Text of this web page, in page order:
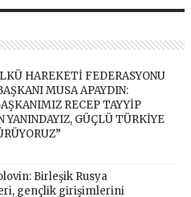
HAREKETİ FEDERASYONU
MUSA APAYDIN:
RECEP TAYYİP
YANINDAYIZ, GÜÇLÜ TÜRKİYE
Birleşik Rusya
gençlik girişimlerini